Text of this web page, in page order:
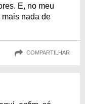
E, no meu
mais nada de
COMPARTILHAR